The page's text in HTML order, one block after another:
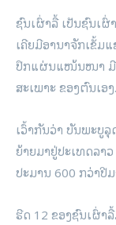
ຊົນເຜົ່າລື້ ເປັນຊົນເ
ເຄີຍມີອານາຈັກເຂັ້ມ
ປຶກແຜ່ນແໜ້ນໜາ ມີພ
ສະເພາະ ຂອງຕົນເອງ.
ເວົ້າກັນວ່າ ບັນພະບູ
ຍ້າຍມາຢູ່ປະເທດລາ
ປະມານ 600 ກວ່າປີ
ຮີດ 12 ຂອງຊົນເຜົ່າ